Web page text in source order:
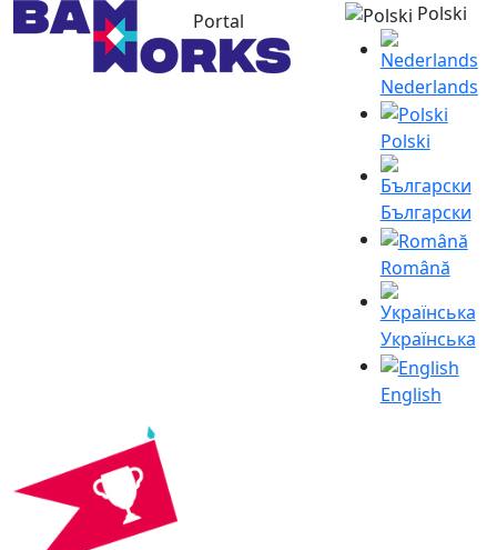
Portal Polski
Nederlands
Polski
Български
Română
Українська
English